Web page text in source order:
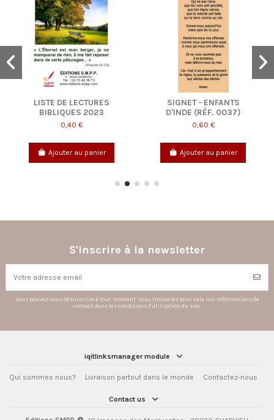
LISTE DE LECTURES
BIBLIQUES 2023
0,40 €
Ajouter au panier
SIGNET - ENFANTS
D'INDE (RÉF. 0037)
0,60 €
Ajouter au panier
S'inscrire à la newsletter
Vous pouvez vous désinscrire à tout moment. Vous trouverez pour cela nos informations de
contact dans les conditions d'utilisation du site.
iqitlinksmanager module
Qui sommes nous? Livraison partout dans le monde Contactez-nous
Contact us